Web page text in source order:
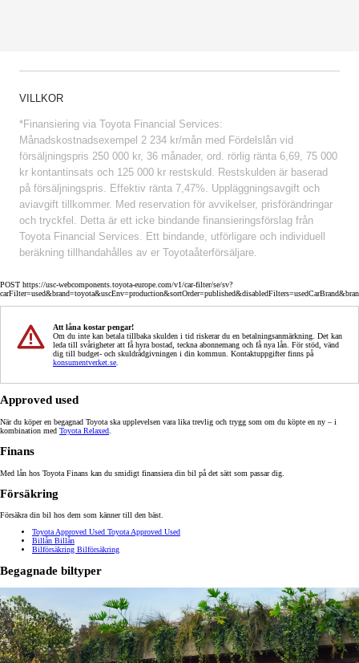
VILLKOR
*Finansiering via Toyota Financial Services:
Månadskostnadsexempel 2 234 kr/mån med Fördelslån vid
försäljningspris 250 000 kr, 36 månader, ord. rörlig ränta 6,69, 75 000
kr kontantinsats och 125 000 kr restskuld. Restskulden är baserad
på försäljningspris. Effektiv ränta 7,47%. Uppläggningsavgift och
aviavgift tillkommer. Med reservation för avvikelser, prisförändringar
och tryckfel. Detta är ett icke bindande finansieringsförslag från
Toyota Financial Services. Ett bindande, utförligare och individuell
beräkning tillhandahålles av er Toyotaåterförsäljare.
POST https://usc-webcomponents.toyota-europe.com/v1/car-filter/se/sv?
Att låna kostar pengar!
Om du inte kan betala tillbaka skulden i tid riskerar du en betalningsanmärkning. Det kan
leda till svårigheter att få hyra bostad, teckna abonnemang och få nya lån. För stöd, vänd
dig till budget- och skuldrådgivningen i din kommun. Kontaktuppgifter finns på
konsumentverket.se
Approved used
När du köper en begagnad Toyota ska upplevelsen vara lika trevlig och trygg som om du köpte en ny – i
kombination med Toyota Relaxed
Finans
Med lån hos Toyota Finans kan du smidigt finansiera din bil på det sätt som passar dig.
Försäkring
Försäkra din bil hos dem som känner till den bäst.
Toyota Approved Used Toyota Approved Used
Billån Billån
Bilförsäkring Bilförsäkring
Begagnade biltyper